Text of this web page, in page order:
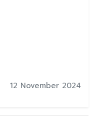
12 November 2024